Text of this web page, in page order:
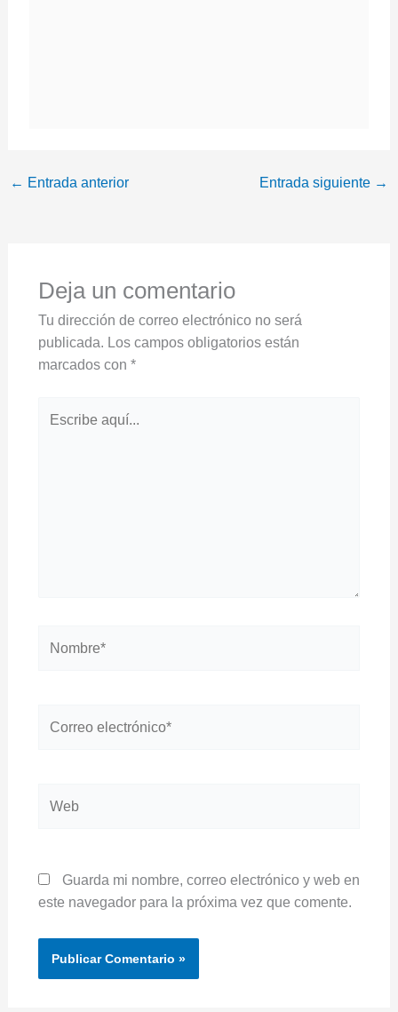
← Entrada anterior Entrada siguiente →
Deja un comentario
Tu dirección de correo electrónico no será
publicada. Los campos obligatorios están
marcados con *
aquí...
electrónico*
Guarda mi nombre, correo electrónico y web en
este navegador para la próxima vez que comente.